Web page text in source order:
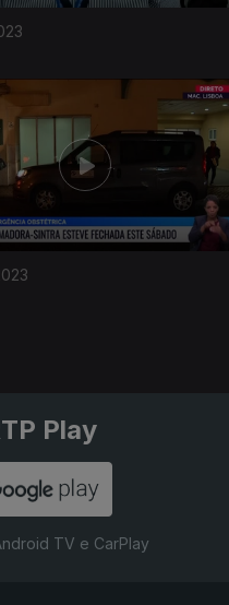
Play
TV e CarPlay